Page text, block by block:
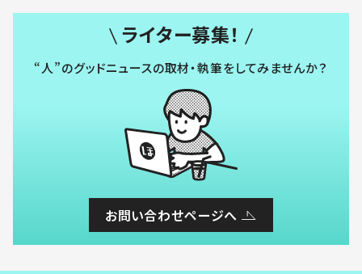
ライター募集！
“人”のグッドニュースの取材・執筆をしてみませんか？
お問い合わせページへ